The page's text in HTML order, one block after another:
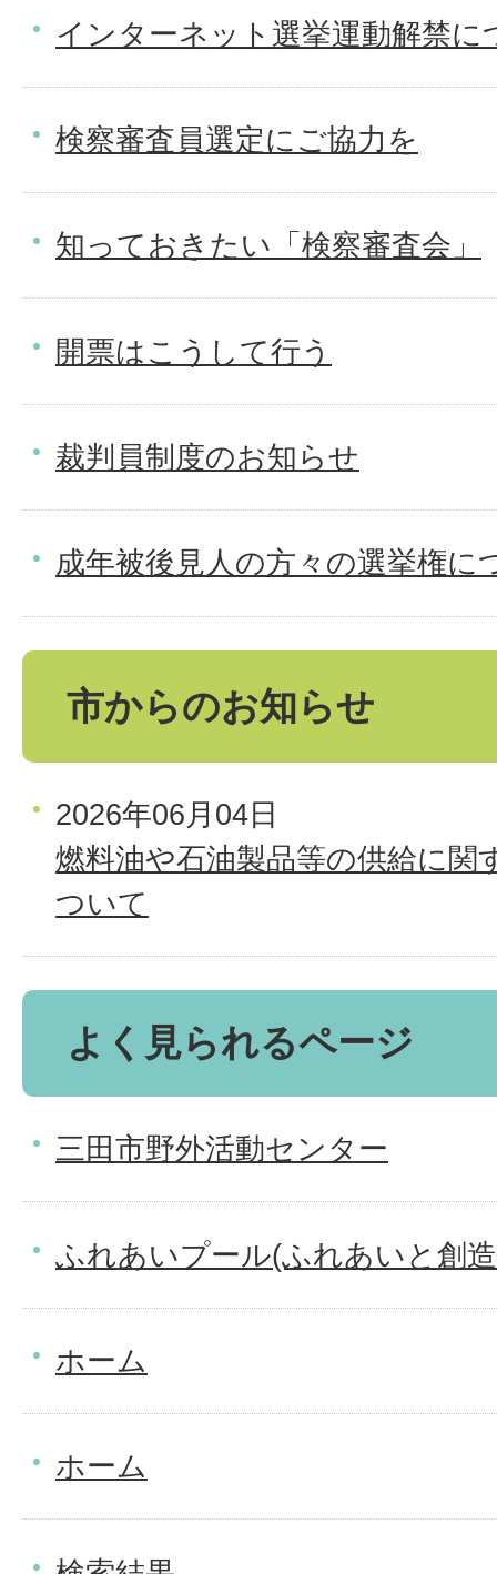
インターネット選挙運動解禁に
検察審査員選定にご協力を
知っておきたい「検察審査会」
開票はこうして行う
裁判員制度のお知らせ
成年被後見人の方々の選挙権に
市からのお知らせ
2026年06月04日
燃料油や石油製品等の供給に関
ついて
よく見られるページ
三田市野外活動センター
ふれあいプール(ふれあいと創
ホーム
ホーム